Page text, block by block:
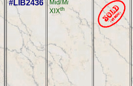
#LIB2436 Mid/Mi
XIXth